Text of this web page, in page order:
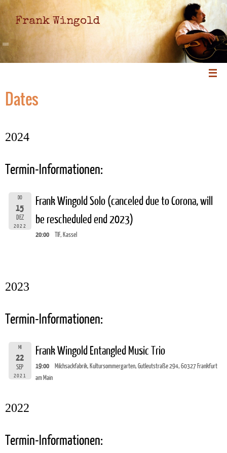
Frank Wingold
Dates
2024
Termin-Informationen:
DO
15
DEZ
2022
Frank Wingold Solo (canceled due to Corona, will
be rescheduled end 2023)
20:00 TIF, Kassel
2023
Termin-Informationen:
MI
22
SEP
2021
Frank Wingold Entangled Music Trio
19:00
Milchsackfabrik, Kultursommergarten, Gutleutstraße 294, 60327 Frankfurt
am Main
2022
Termin-Informationen: